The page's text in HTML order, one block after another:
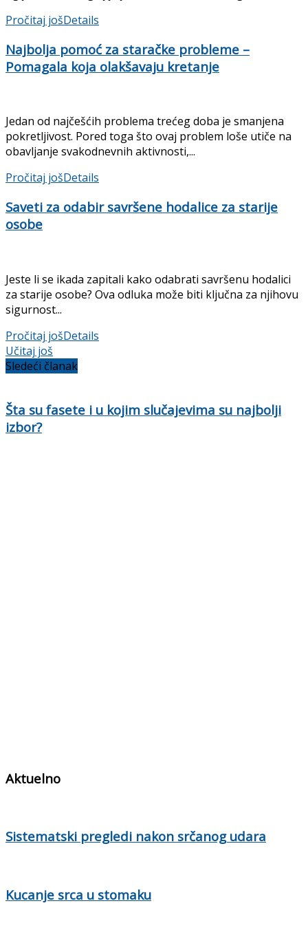
Pročitaj jošDetails
Najbolja pomoć za staračke probleme –
Pomagala koja olakšavaju kretanje
Jedan od najčešćih problema trećeg doba je smanjena
pokretljivost. Pored toga što ovaj problem loše utiče na
obavljanje svakodnevnih aktivnosti,...
Pročitaj jošDetails
Saveti za odabir savršene hodalice za starije
osobe
Jeste li se ikada zapitali kako odabrati savršenu hodalici
za starije osobe? Ova odluka može biti ključna za njihovu
sigurnost...
Pročitaj jošDetails
Učitaj još
Sledeći članak
Šta su fasete i u kojim slučajevima su najbolji
izbor?
Aktuelno
Sistematski pregledi nakon srčanog udara
Kucanje srca u stomaku